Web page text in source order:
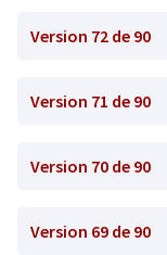
Version 72 de 90
Version 71 de 90
Version 70 de 90
Version 69 de 90